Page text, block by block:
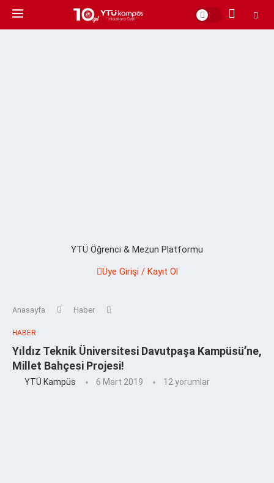
YTÜ Öğrenci & Mezun Platformu
Üye Girişi / Kayıt Ol
Anasayfa Haber
HABER
Yıldız Teknik Üniversitesi Davutpaşa Kampüsü’ne,
Millet Bahçesi Projesi!
YTÜ Kampüs 6 Mart 2019 12 yorumlar